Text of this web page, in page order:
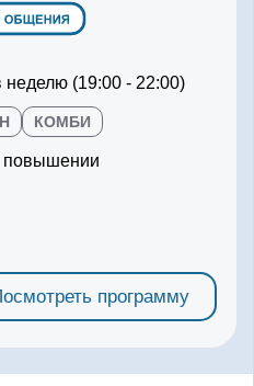
неделю (19:00 - 22:00)
КОМБИ
повышении
программу